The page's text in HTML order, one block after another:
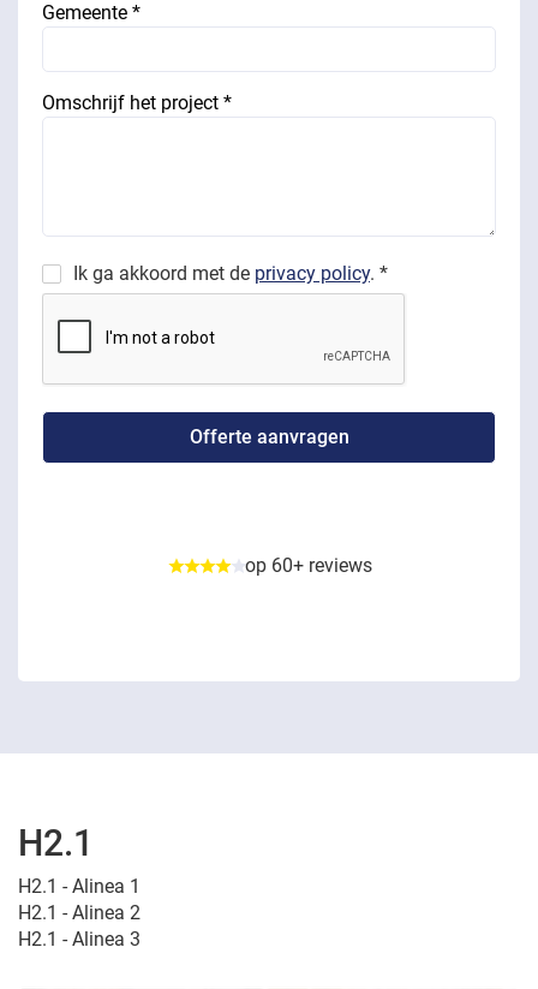
Gemeente *
Omschrijf het project *
Ik ga akkoord met de privacy policy. *
op 60+ reviews
H2.1
H2.1 - Alinea 1
H2.1 - Alinea 2
H2.1 - Alinea 3